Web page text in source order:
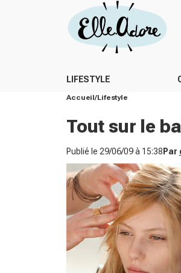
LIFESTYLE
Accueil Lifestyle
Tout sur le
Publié le 29/06/09 à 15:38 Par